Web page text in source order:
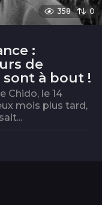
358 0
:
de
sont à bout !
Chido, le 14
mois plus tard,